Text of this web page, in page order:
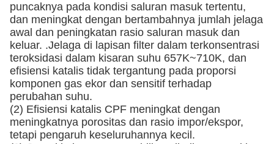
puncaknya pada kondisi saluran masuk tertentu,
dan meningkat dengan bertambahnya jumlah jelaga
awal dan peningkatan rasio saluran masuk dan
keluar. .Jelaga di lapisan filter dalam terkonsentrasi
teroksidasi dalam kisaran suhu 657K~710K, dan
efisiensi katalis tidak tergantung pada proporsi
komponen gas ekor dan sensitif terhadap
perubahan suhu.
(2) Efisiensi katalis CPF meningkat dengan
meningkatnya porositas dan rasio impor/ekspor,
tetapi pengaruh keseluruhannya kecil.